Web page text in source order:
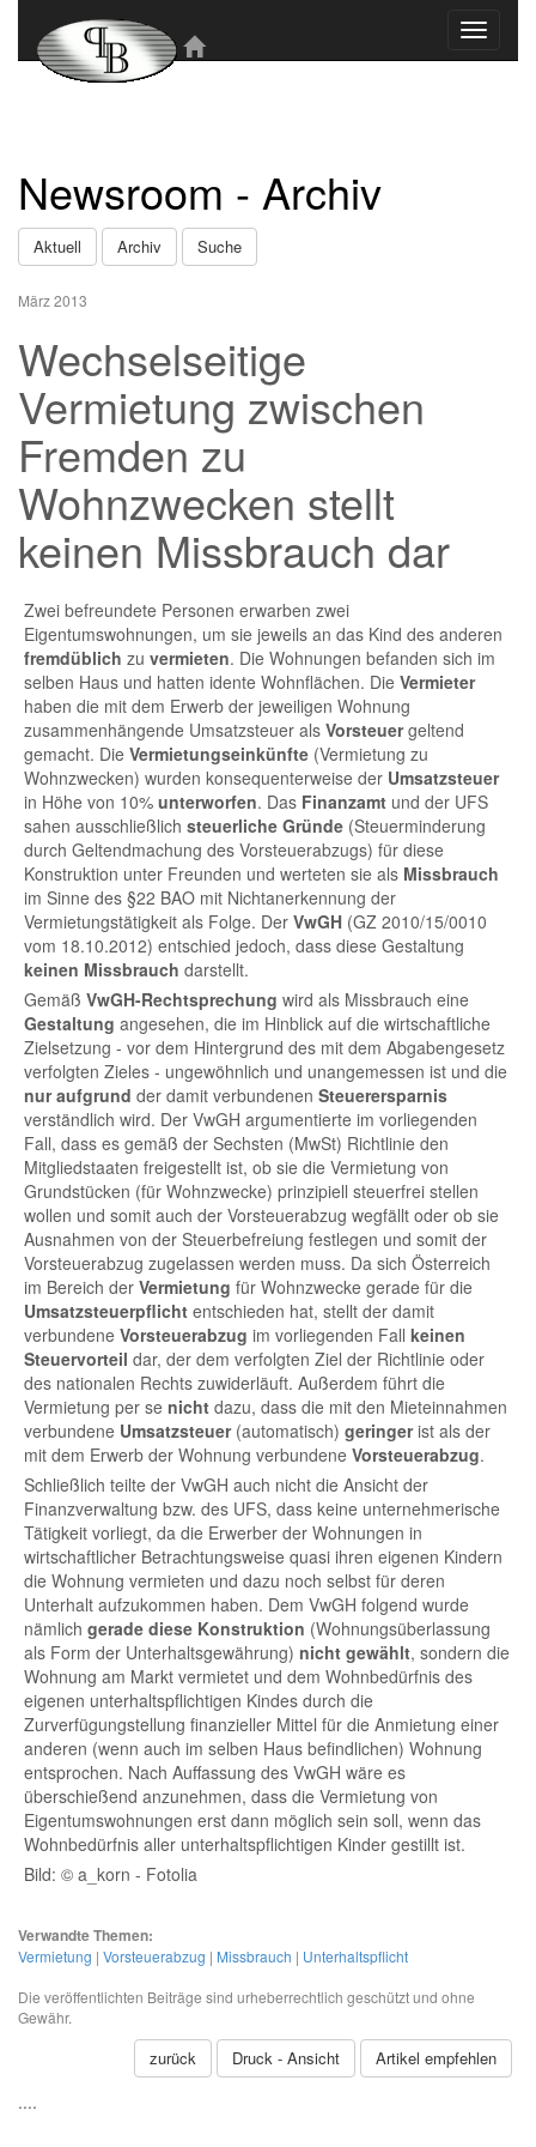
Toggle
Newsroom - Archiv
Aktuell Archiv Suche
März 2013
Wechselseitige
Vermietung zwischen
Fremden zu
Wohnzwecken stellt
keinen Missbrauch dar
Zwei befreundete Personen erwarben zwei
Eigentumswohnungen, um sie jeweils an das Kind des anderen
fremdüblich zu vermieten. Die Wohnungen befanden sich im
selben Haus und hatten idente Wohnflächen. Die Vermieter
haben die mit dem Erwerb der jeweiligen Wohnung
zusammenhängende Umsatzsteuer als Vorsteuergeltend
gemacht. Die Vermietungseinkünfte (Vermietung zu
Wohnzwecken) wurden konsequenterweise der Umsatzsteuer
in Höhe von 10% unterworfen. Das Finanzamt und der UFS
sahen ausschließlich steuerliche Gründe (Steuerminderung
durch Geltendmachung des Vorsteuerabzugs) für diese
Konstruktion unter Freunden und werteten sie als Missbrauch
im Sinne des §22 BAO mit Nichtanerkennung der
Vermietungstätigkeit als Folge. Der VwGH (GZ 2010/15/0010
vom 18.10.2012) entschied jedoch, dass diese Gestaltung
keinen Missbrauch darstellt.
Gemäß VwGH-Rechtsprechung wird als Missbrauch eine
Gestaltung angesehen, die im Hinblick auf die wirtschaftliche
Zielsetzung - vor dem Hintergrund des mit dem Abgabengesetz
verfolgten Zieles - ungewöhnlich und unangemessen ist und die
nur aufgrund der damit verbundenen Steuerersparnis
verständlich wird. Der VwGH argumentierte im vorliegenden
Fall, dass es gemäß der Sechsten (MwSt) Richtlinie den
Mitgliedstaaten freigestellt ist, ob sie die Vermietung von
Grundstücken (für Wohnzwecke) prinzipiell steuerfrei stellen
wollen und somit auch der Vorsteuerabzug wegfällt oder ob sie
Ausnahmen von der Steuerbefreiung festlegen und somit der
Vorsteuerabzug zugelassen werden muss. Da sich Österreich
im Bereich der Vermietung für Wohnzwecke gerade für die
Umsatzsteuerpflicht entschieden hat, stellt der damit
verbundene Vorsteuerabzug im vorliegenden Fall keinen
Steuervorteil dar, der dem verfolgten Ziel der Richtlinie oder
des nationalen Rechts zuwiderläuft. Außerdem führt die
Vermietung per se nicht dazu, dass die mit den Mieteinnahmen
verbundene Umsatzsteuer(automatisch) geringerist als der
mit dem Erwerb der Wohnung verbundene Vorsteuerabzug.
Schließlich teilte der VwGH auch nicht die Ansicht der
Finanzverwaltung bzw. des UFS, dass keine unternehmerische
Tätigkeit vorliegt, da die Erwerber der Wohnungen in
wirtschaftlicher Betrachtungsweise quasi ihren eigenen Kindern
die Wohnung vermieten und dazu noch selbst für deren
Unterhalt aufzukommen haben. Dem VwGH folgend wurde
nämlich gerade diese Konstruktion (Wohnungsüberlassung
als Form der Unterhaltsgewährung) nicht gewählt, sondern die
Wohnung am Markt vermietet und dem Wohnbedürfnis des
eigenen unterhaltspflichtigen Kindes durch die
Zurverfügungstellung finanzieller Mittel für die Anmietung einer
anderen (wenn auch im selben Haus befindlichen) Wohnung
entsprochen. Nach Auffassung des VwGH wäre es
überschießend anzunehmen, dass die Vermietung von
Eigentumswohnungen erst dann möglich sein soll, wenn das
Wohnbedürfnis aller unterhaltspflichtigen Kinder gestillt ist.
Bild: © a_korn - Fotolia
Verwandte Themen:
Vermietung | Vorsteuerabzug | Missbrauch | Unterhaltspflicht
Die veröffentlichten Beiträge sind urheberrechtlich geschützt und ohne
Gewähr.
zurück Druck - Ansicht Artikel empfehlen
....